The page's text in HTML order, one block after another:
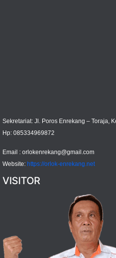
Sekretariat: Jl. Poros Enrekang – Toraja,
Hp: 085334969872
Email : orlokenrekang@gmail.com
Website: https://orlok-enrekang.net
VISITOR